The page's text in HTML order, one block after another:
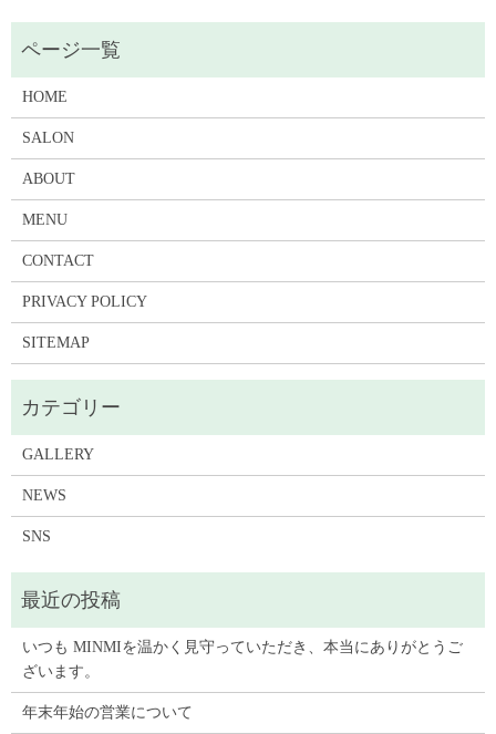
HOME
SALON
ABOUT
MENU
CONTACT
PRIVACY POLICY
SITEMAP
GALLERY
NEWS
SNS
いつも MINMIを温かく見守っていただき、本当にありがとうご
ざいます。
年末年始の営業について